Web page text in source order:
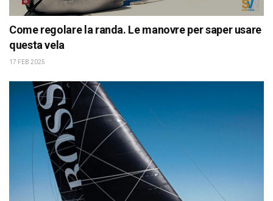
Come regolare la randa. Le manovre per saper usare
questa vela
17 FEB 2025